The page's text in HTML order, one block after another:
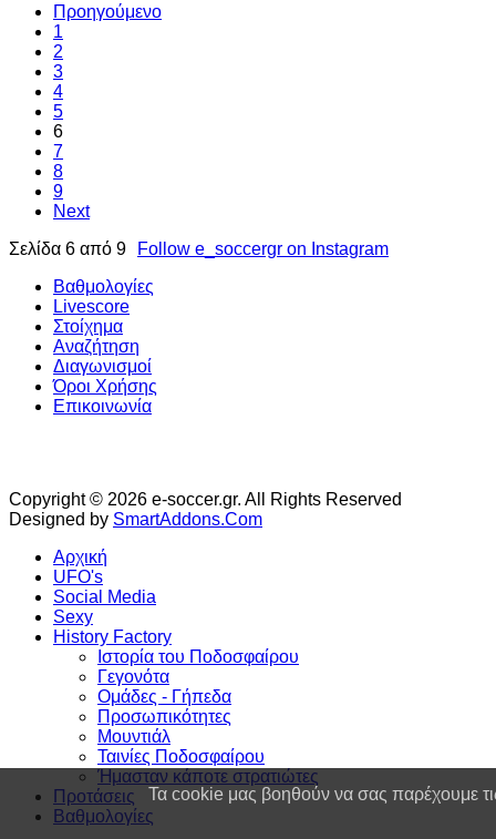
Προηγούμενο
1
2
3
4
5
6
7
8
9
Next
Σελίδα 6 από 9
Follow e_soccergr on Instagram
Βαθμολογίες
Livescore
Στοίχημα
Αναζήτηση
Διαγωνισμοί
Όροι Χρήσης
Επικοινωνία
Copyright © 2026 e-soccer.gr. All Rights Reserved
Designed by SmartAddons.Com
Αρχική
UFO's
Social Media
Sexy
History Factory
Ιστορία του Ποδοσφαίρου
Γεγονότα
Ομάδες - Γήπεδα
Προσωπικότητες
Μουντιάλ
Ταινίες Ποδοσφαίρου
Ήμασταν κάποτε στρατιώτες
Προτάσεις
Βαθμολογίες
Τα cookie μας βοηθούν να σας παρέχουμε